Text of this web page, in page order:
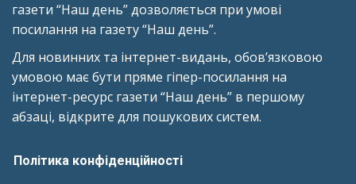
газети “Наш день” дозволяється при умові
посилання на газету “Наш день”.
Для новинних та інтернет-видань, обов’язковою
умовою має бути пряме гіпер-посилання на
інтернет-ресурс газети “Наш день” в першому
абзаці, відкрите для пошукових систем.
Політика конфіденційності